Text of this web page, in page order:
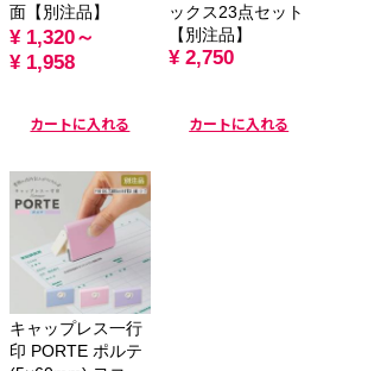
面【別注品】
¥ 1,320～
¥ 1,958
カートに入れる
ックス23点セット
【別注品】
¥ 2,750
カートに入れる
キャップレス一行
印 PORTE ポルテ